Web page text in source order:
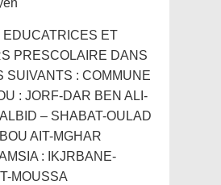
EDUCATRICES ET
PRESCOLAIRE DANS
SUIVANTS : COMMUNE
: JORF-DAR BEN ALI-
– SHABAT-OULAD
AIT-MGHAR
: IKJRBANE-
MOUSSA